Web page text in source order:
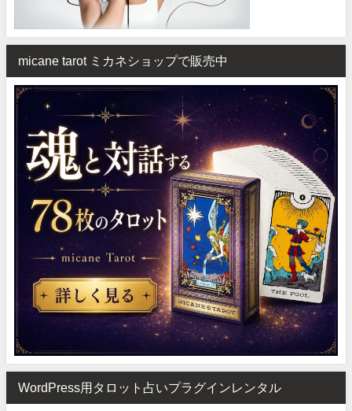
micane tarot ミカネショップで販売中
WordPress用タロット占いプラグインレンタル